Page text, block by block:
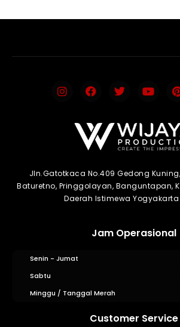
Jln.Gatotkaca No.409 Gedong
Baturetno, Pringgolayan, Banguntapan,
Daerah Istimewa Yogyakarta
Jam Operasional
Senin - Jumat
Sabtu
Minggu / Tanggal Merah
Customer Service